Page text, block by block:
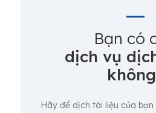
Bạn có
dịch vụ
Hãy để dịch tài liệu của